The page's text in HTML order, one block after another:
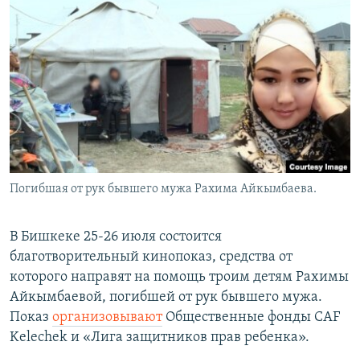
Погибшая от рук бывшего мужа Рахима Айкымбаева.
В Бишкеке 25-26 июля состоится
благотворительный кинопоказ, средства от
которого направят на помощь троим детям Рахимы
Айкымбаевой, погибшей от рук бывшего мужа.
Показ организовываютОбщественные фонды CAF
Kelechek и «Лига защитников прав ребенка».